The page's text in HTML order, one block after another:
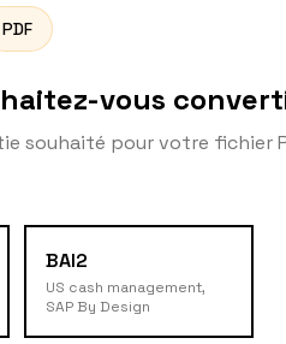
PDF
vous
souhaité pour votre fichier
BAI2
US cash management,
SAP By Design